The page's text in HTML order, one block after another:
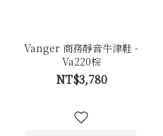
Vanger 商務靜音牛津鞋 -
Va220棕
NT$3,780